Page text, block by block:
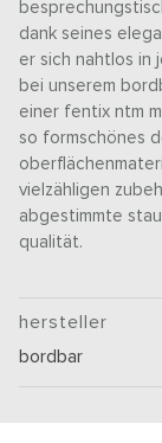
dank seines
er sich nahtlos in
bei unserem
einer fentix ntm
so formschönes
vielzähligen
abgestimmte
qualität.
hersteller
bordbar